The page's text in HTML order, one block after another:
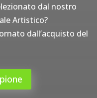
dal nostro
Artistico?
dall’acquisto del